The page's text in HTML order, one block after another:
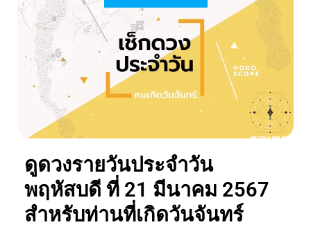
ดูดวงรายวันประจำวัน
พฤหัสบดี ที่ 21 มีนาคม 2567
สำหรับท่านที่เกิดวันจันทร์